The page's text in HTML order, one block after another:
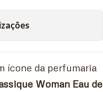
ícone da perfumaria
Woman Eau de